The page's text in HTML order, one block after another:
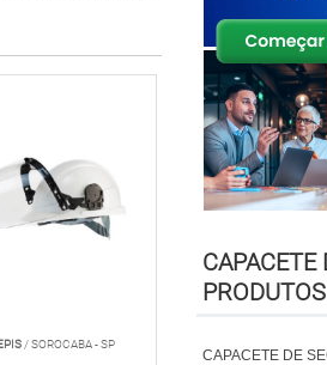
/ SOROCABA - SP
CAPACETE
CAPACETE DE